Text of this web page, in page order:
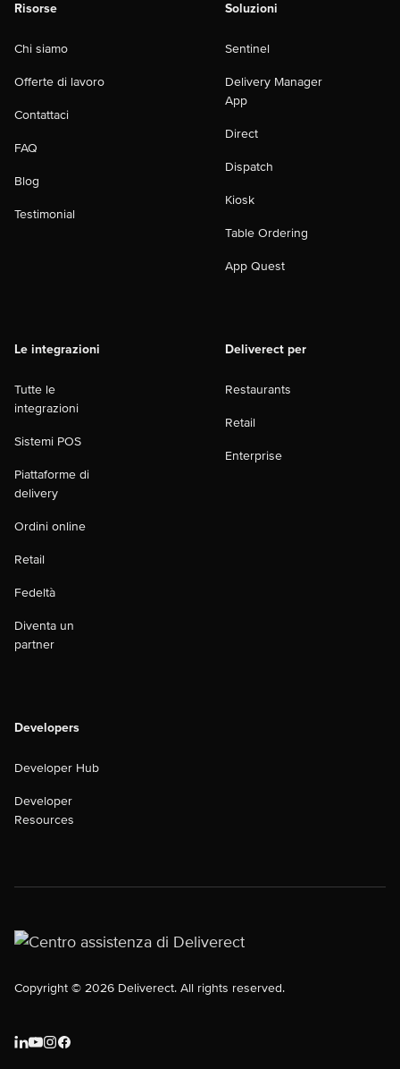
Risorse
Chi siamo
Offerte di lavoro
Contattaci
FAQ
Blog
Testimonial
Soluzioni
Sentinel
Delivery Manager
App
Direct
Dispatch
Kiosk
Table Ordering
App Quest
Le integrazioni
Tutte le
integrazioni
Sistemi POS
Piattaforme di
delivery
Ordini online
Retail
Fedeltà
Diventa un
partner
Deliverect per
Restaurants
Retail
Enterprise
Developers
Developer Hub
Developer
Resources
Copyright © 2026 Deliverect. All rights reserved.